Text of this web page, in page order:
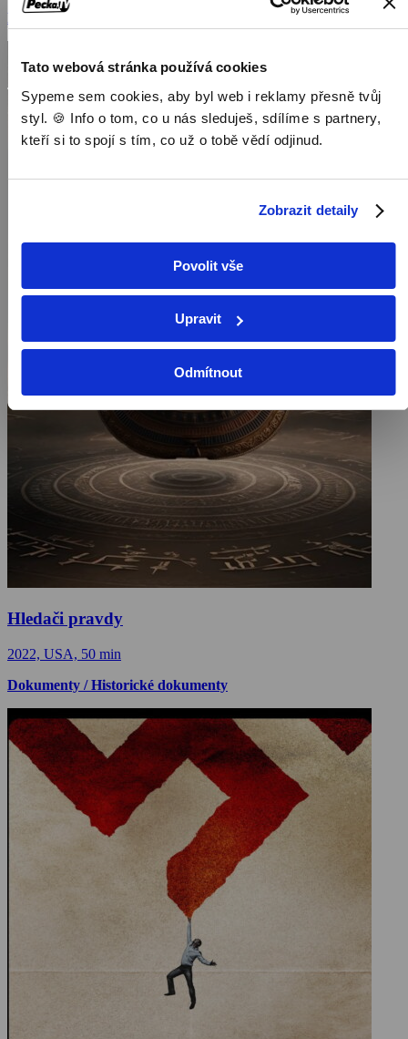
Tato webová stránka používá cookies
Sypeme sem cookies, aby byl web i reklamy přesně tvůj
styl. 🍪 Info o tom, co u nás sleduješ, sdílíme s partnery,
kteří si to spojí s tím, co už o tobě vědí odjinud.
Zobrazit detaily
Povolit vše
Upravit
Odmítnout
Dokumenty / Historické dokumenty
Hledači pravdy
2022, USA, 50 min
Dokumenty / Historické dokumenty